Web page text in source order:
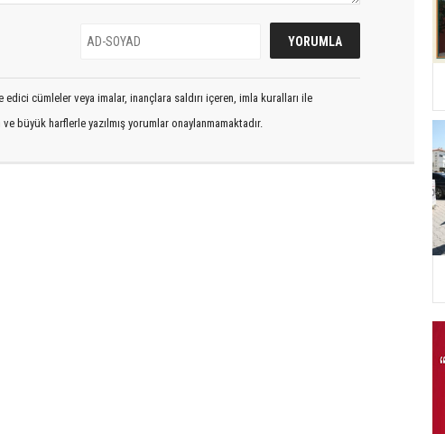
cümleler veya imalar, inançlara saldırı içeren, imla kuralları ile
büyük harflerle yazılmış yorumlar onaylanmamaktadır.